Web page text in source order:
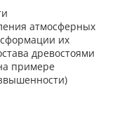
атмосферных
их
древостоями
примере